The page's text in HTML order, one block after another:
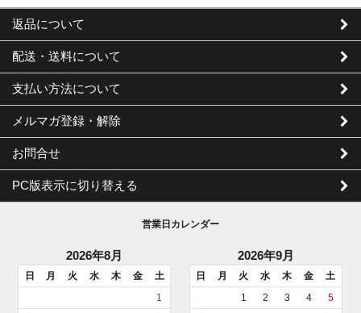
返品について
配送・送料について
支払い方法について
メルマガ登録・解除
お問合せ
PC版表示に切り替える
営業日カレンダー
2026年8月
日 月 火 水 木 金
土
1
2026年9月
日 月 火 水 木 金
土
1
2 3 4
5